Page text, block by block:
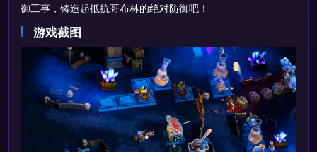
御工事，铸造起抵抗哥布林的绝对防御吧！
游戏截图